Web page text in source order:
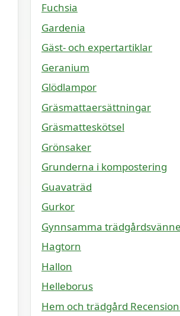
Fuchsia
Gardenia
Gäst- och expertartiklar
Geranium
Glödlampor
Gräsmattaersättningar
Gräsmatteskötsel
Grönsaker
Grunderna i kompostering
Guavaträd
Gurkor
Gynnsamma
Hagtorn
Hallon
Helleborus
Hem och trädgård